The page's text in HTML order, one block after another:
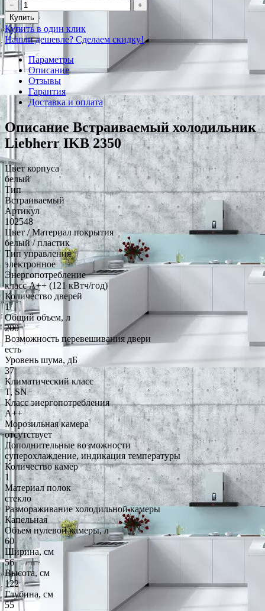
−
+
Купить
Купить в один клик
Нашли дешевле? Сделаем скидку!
Параметры
Описание
Отзывы
Гарантия
Доставка и оплата
Описание Встраиваемый холодильник
Liebherr IKB 2350
Цвет корпуса
белый
Тип
Встраиваемый
Артикул
102548
Цвет / Материал покрытия
белый / пластик
Тип управления
электронное
Энергопотребление
класс A++ (121 кВтч/год)
Количество дверей
1
Общий объем, л
200
Возможность перевешивания двери
есть
Уровень шума, дБ
37
Климатический класс
T, SN
Класс энергопотребления
A++
Морозильная камера
отсутствует
Дополнительные возможности
суперохлаждение, индикация температуры
Количество камер
1
Материал полок
стекло
Размораживание холодильной камеры
Капельная
Объем нулевой камеры, л
60
Ширина, см
56
Высота, см
122
Глубина, см
55